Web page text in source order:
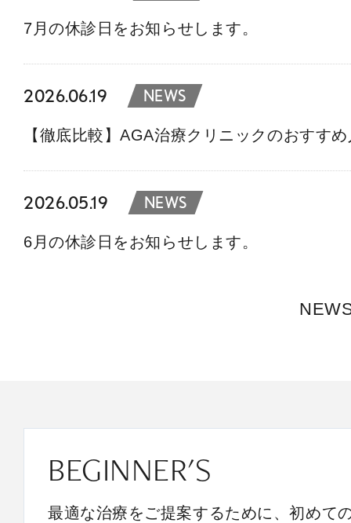
7月の休診日をお知らせします。
2026.06.19 NEWS
【徹底比較】AGA治療クリニックのおすす
2026.05.19 NEWS
6月の休診日をお知らせします。
BEGINNER'S
最適な治療をご提案するために、初めて